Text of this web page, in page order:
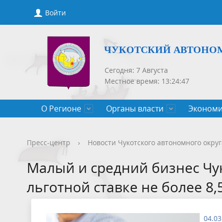
Войти
ЧУКОТСКИЙ
Сегодня: 7 Августа
Местное время: 13:24:47
О Регионе
Общие сведения
Органы власти
Губернатор
Общественная палата
Государственные программы
Защита населения от ЧС
Нормативно-правовые акты Проекты
Полезная информация
Оценка
Новости Новости
СМИ, учрежденные Правительством
Чукотка-
Конкурсы, сведения о вакантных
Порядок
Порядок рассмотрения обращений
Порядок
Пресс-центр › Новости Чукотского автономного
Малый и средний бизнес
льготной ставке не более